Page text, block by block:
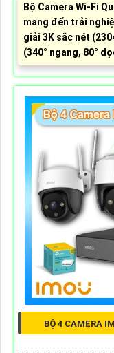
Bộ Camera Wi-Fi
mang đến trải
giải 3K sắc nét
(340° ngang, 80°
BỘ 4 CAMERA